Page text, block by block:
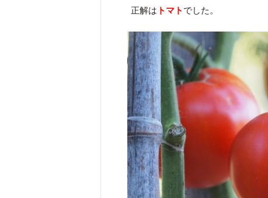
正解は トマト でした。